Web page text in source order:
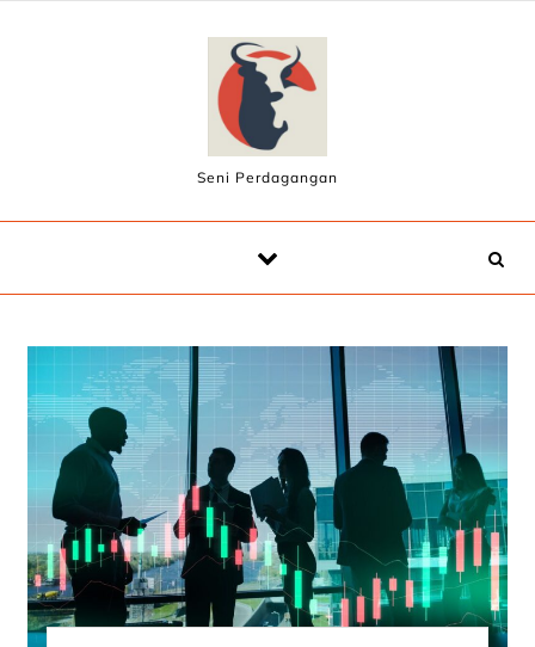
Seni Perdagangan